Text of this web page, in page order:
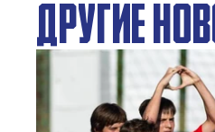
ДРУГИЕ